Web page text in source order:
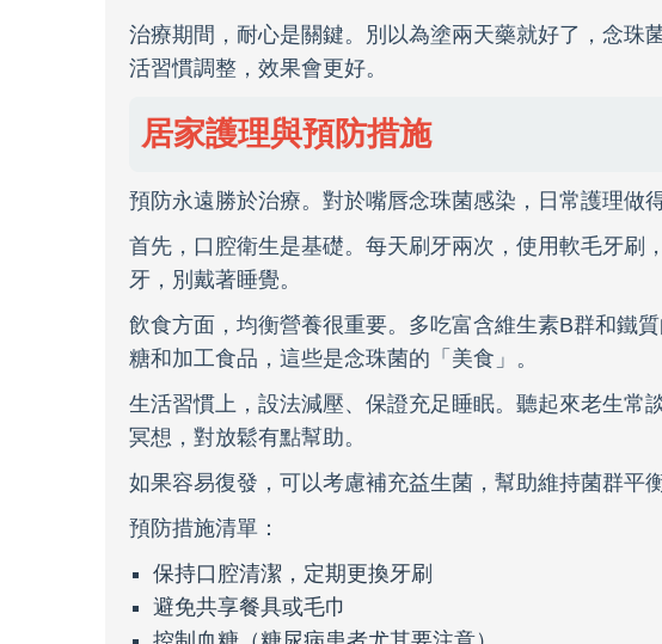
治療期間，耐心是關鍵。別以為塗兩天藥就好了，念珠
活習慣調整，效果會更好。
居家護理與預防措施
預防永遠勝於治療。對於嘴唇念珠菌感染，日常護理做
首先，口腔衛生是基礎。每天刷牙兩次，使用軟毛牙刷
牙，別戴著睡覺。
飲食方面，均衡營養很重要。多吃富含維生素B群和鐵
糖和加工食品，這些是念珠菌的「美食」。
生活習慣上，設法減壓、保證充足睡眠。聽起來老生常
冥想，對放鬆有點幫助。
如果容易復發，可以考慮補充益生菌，幫助維持菌群平
預防措施清單：
保持口腔清潔，定期更換牙刷
避免共享餐具或毛巾